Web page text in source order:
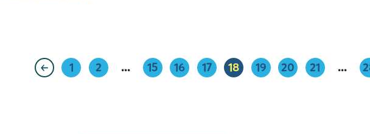
1 2 ... 15 16 17 18 19 20 21 ...